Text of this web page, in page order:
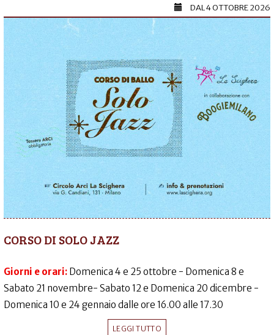
DAL4 OTTOBRE 2026
CORSO DI SOLO JAZZ
Giorni e orari: Domenica 4 e 25 ottobre - Domenica 8 e
Sabato 21 novembre- Sabato 12 e Domenica 20 dicembre -
Domenica 10 e 24 gennaio dalle ore 16.00 alle 17.30
LEGGI TUTTO